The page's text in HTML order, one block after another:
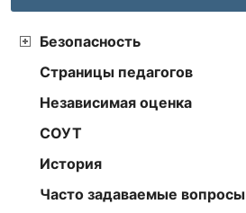
Безопасность
Страницы педагогов
Независимая оценка
СОУТ
История
Часто задаваемые вопросы